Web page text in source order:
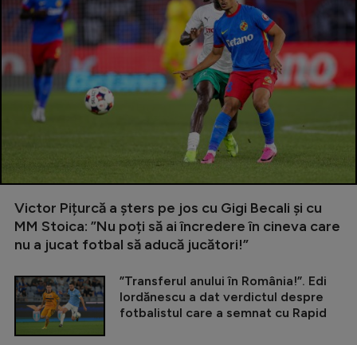
Victor Pițurcă a șters pe jos cu Gigi Becali și cu
MM Stoica: ”Nu poți să ai încredere în cineva care
nu a jucat fotbal să aducă jucători!”
”Transferul anului în România!”. Edi
Iordănescu a dat verdictul despre
fotbalistul care a semnat cu Rapid